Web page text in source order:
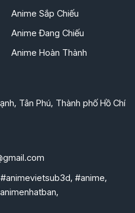
Anime Sắp Chiếu
Anime Đang Chiếu
Anime Hoàn Thành
Tân Phú, Thành phố Hồ Chí
#anime,